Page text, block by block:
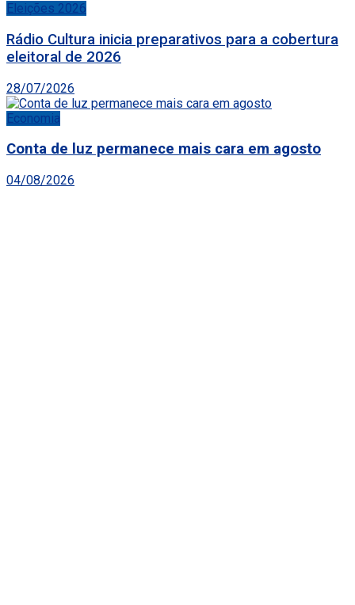
Eleições 2026
Rádio Cultura inicia preparativos para a cobertura
eleitoral de 2026
28/07/2026
Economia
Conta de luz permanece mais cara em agosto
04/08/2026